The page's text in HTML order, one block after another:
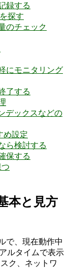
録する
探す
のチェック
にモニタリング
了する
デックスなどの
め設定
ら検討する
保する
本と見方
で、現在動作中
ルタイムで表示
ク、ネットワ